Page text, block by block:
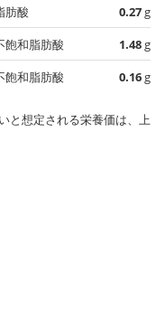
肪酸
0.27g
飽和脂肪酸
1.48g
飽和脂肪酸
0.16g
と想定される栄養価は、上